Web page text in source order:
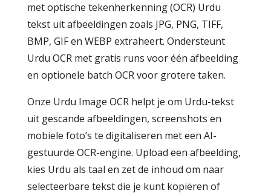
met optische tekenherkenning (OCR) Urdu
tekst uit afbeeldingen zoals JPG, PNG, TIFF,
BMP, GIF en WEBP extraheert. Ondersteunt
Urdu OCR met gratis runs voor één afbeelding
en optionele batch OCR voor grotere taken.
Onze Urdu Image OCR helpt je om Urdu-tekst
uit gescande afbeeldingen, screenshots en
mobiele foto’s te digitaliseren met een AI-
gestuurde OCR-engine. Upload een afbeelding,
kies Urdu als taal en zet de inhoud om naar
selecteerbare tekst die je kunt kopiëren of